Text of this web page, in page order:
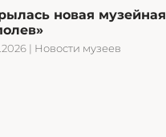
новая
| Новости музеев